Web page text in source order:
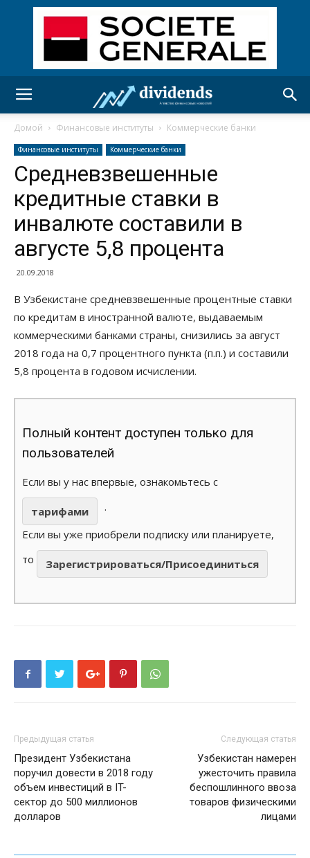
Домой Финансовые институты Коммерческие банки
Финансовые институты Коммерческие банки
Средневзвешенные
кредитные ставки в
инвалюте составили в
августе 5,8 процента
20.09.2018
В Узбекистане средневзвешенные процентные ставки
по кредитам в иностранной валюте, выдаваемым
коммерческими банками страны, снизились за август
2018 года на 0,7 процентного пункта (п.п.) и составили
5,8 процента в годовом исчислении.
Полный контент доступен только для
пользователей
Если вы у нас впервые, ознакомьтесь с
тарифами
.
Если вы уже приобрели подписку или планируете,
то
Зарегистрироваться/Присоединиться
Предыдущая статья
Президент Узбекистана
поручил довести в 2018 году
объем инвестиций в IT-
сектор до 500 миллионов
долларов
Следующая статья
Узбекистан намерен
ужесточить правила
беспошлинного ввоза
товаров физическими
лицами